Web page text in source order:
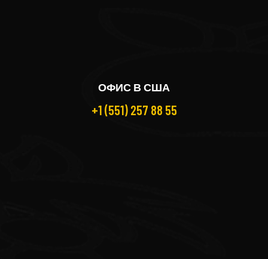
ОФИС В США
+1 (551) 257 88 55